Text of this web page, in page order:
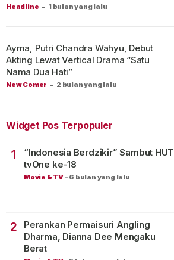
Headline - 1 bulan yang lalu
New Comer - 2 bulan yang lalu
Ayma, Putri Chandra Wahyu, Debut
Akting Lewat Vertical Drama “Satu
Nama Dua Hati”
Widget Pos Terpopuler
1
“Indonesia Berdzikir” Sambut HUT
tvOne ke-18
Movie & TV - 6 bulan yang lalu
2
Perankan Permaisuri Angling
Dharma, Dianna Dee Mengaku
Berat